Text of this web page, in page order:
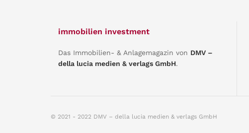
immobilien investment
Das Immobilien- & Anlagemagazin von DMV –
della lucia medien & verlags GmbH.
© 2021 - 2022 DMV – della lucia medien & verlags GmbH